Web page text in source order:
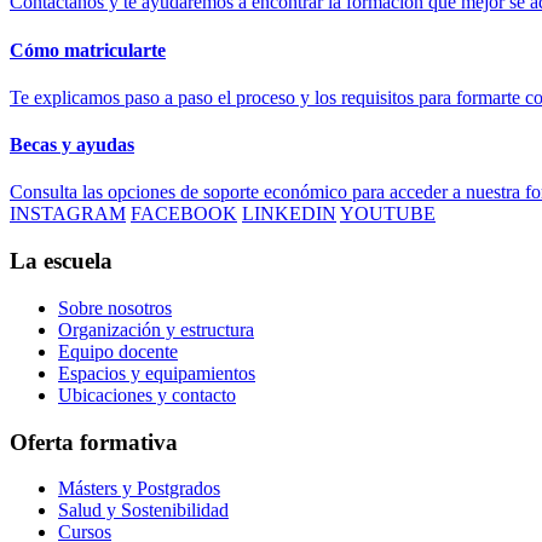
Cómo matricularte
Te explicamos paso a paso el proceso y los requisitos para formarte
Becas y ayudas
Consulta las opciones de soporte económico para acceder a nuestra
INSTAGRAM FACEBOOK LINKEDIN YOUTUBE
La escuela
Sobre nosotros
Organización y estructura
Equipo docente
Espacios y equipamientos
Ubicaciones y contacto
Oferta formativa
Másters y Postgrados
Salud y Sostenibilidad
Cursos